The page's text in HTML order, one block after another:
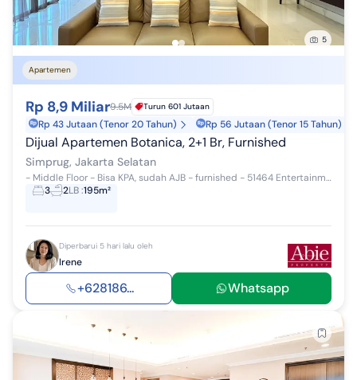
5
Apartemen
Rp 8,9 Miliar9.5M Turun 601 Jutaan
Rp 43 Jutaan (Tenor 20 Tahun) Rp 56 Jutaan (Tenor 15 Tahun)
Dijual Apartemen Botanica, 2+1 Br, Furnished
Simprug, Jakarta Selatan
- Middle Floor - Bisa KPA, sudah AJB - furnished - 51464 Entertainment: Clubhouse, restaurants, putting green, BBQ area and Outdoor Cafe.
3
2LB:195m²
Diperbarui 5 hari lalu oleh
Irene
+628186... Whatsapp